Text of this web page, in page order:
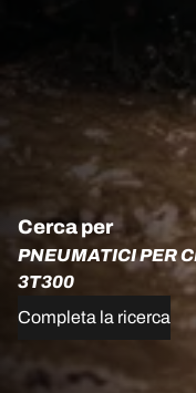
Cerca per
PNEUMATICI PER
3T300
Completa la ricerca